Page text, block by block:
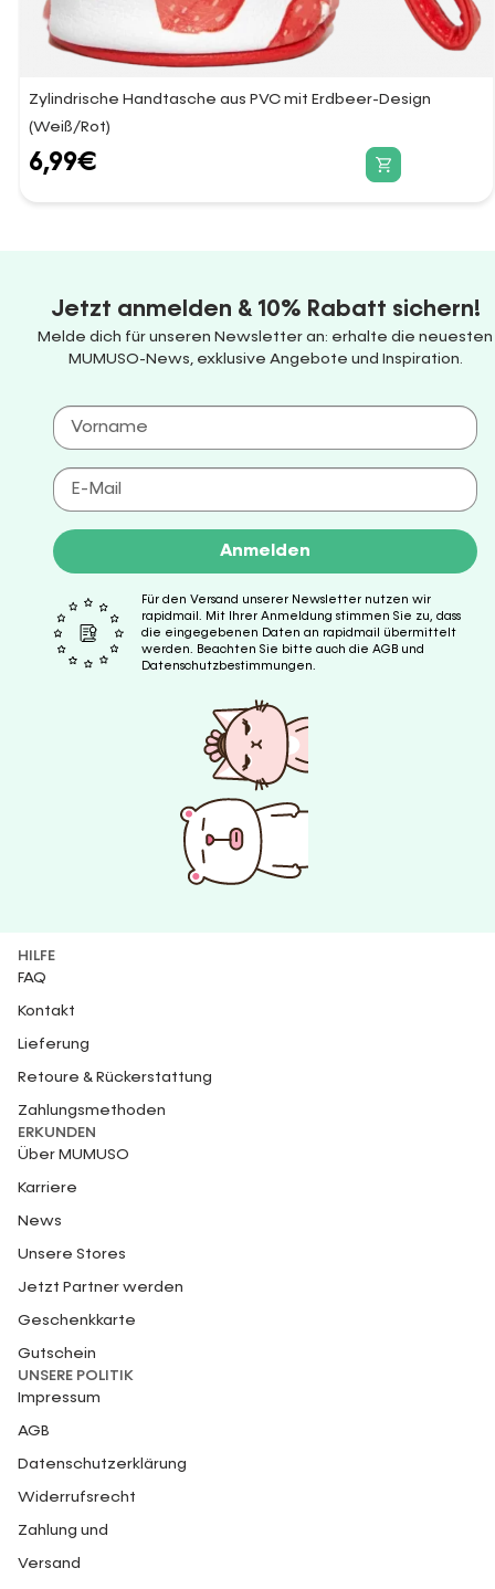
Zylindrische Handtasche aus PVC mit Erdbeer-Design
(Weiß/Rot)
6,99€
Jetzt anmelden & 10% Rabatt sichern!
Melde dich für unseren Newsletter an: erhalte die neuesten
MUMUSO-News, exklusive Angebote und Inspiration.
Anmelden
Für den Versand unserer Newsletter nutzen wir
rapidmail. Mit Ihrer Anmeldung stimmen Sie zu, dass
die eingegebenen Daten an rapidmail übermittelt
werden. Beachten Sie bitte auch die AGB und
Datenschutzbestimmungen.
HILFE
FAQ
Kontakt
Lieferung
Retoure & Rückerstattung
Zahlungsmethoden
ERKUNDEN
Über MUMUSO
Karriere
News
Unsere Stores
Jetzt Partner werden
Geschenkkarte
Gutschein
UNSERE POLITIK
Impressum
AGB
Datenschutzerklärung
Widerrufsrecht
Zahlung und
Versand